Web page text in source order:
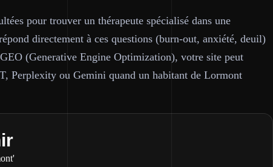
pour trouver un thérapeute spécialisé dans une
directement à ces questions (burn-out, anxiété, deuil)
(Generative Engine Optimization), votre site peut
Perplexity ou Gemini quand un habitant de Lormont